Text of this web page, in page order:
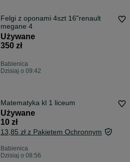
Felgi z oponami 4szt 16"renault
megane 4
Używane
350 zł
Babienica
Dzisiaj o 09:42
Matematyka kl 1 liceum
Używane
10 zł
13,85 zł z Pakietem Ochronnym
Babienica
Dzisiaj o 08:56